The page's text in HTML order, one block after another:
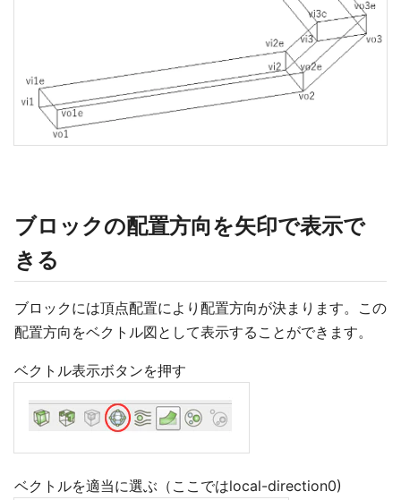
ブロックの配置方向を矢印で表示で
きる
ブロックには頂点配置により配置方向が決まります。この
配置方向をベクトル図として表示することができます。
ベクトル表示ボタンを押す
ベクトルを適当に選ぶ（ここではlocal-direction0)